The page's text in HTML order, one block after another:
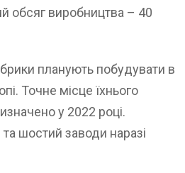
обсяг виробництва – 40
планують побудувати в
Точне місце їхнього
у 2022 році.
та шостий заводи наразі